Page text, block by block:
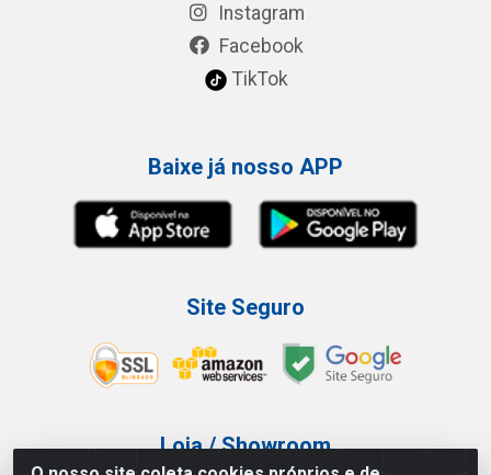
Instagram
Facebook
TikTok
Baixe já nosso APP
Site Seguro
Loja / Showroom